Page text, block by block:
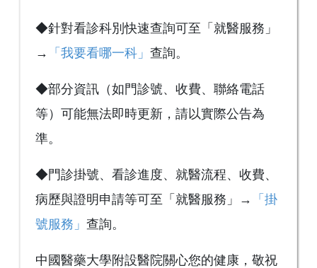
◆針對看診科別快速查詢可至「就醫服務」
→
「我要看哪一科」 查詢。
◆部分資訊（如門診號、收費、聯絡電話
等）可能無法即時更新，請以實際公告為
準。
◆門診掛號、看診進度、就醫流程、收費、
病歷與證明申請等可至「就醫服務」→
「掛
號服務」 查詢。
中國醫藥大學附設醫院關心您的健康，敬祝